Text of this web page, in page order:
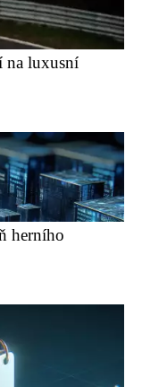
na luxusní
herního